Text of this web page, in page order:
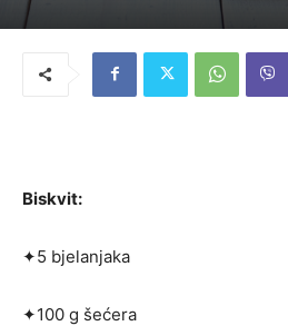
Biskvit:
✦5 bjelanjaka
✦100 g šećera